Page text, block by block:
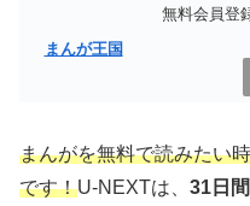
まんが王国
無料会員登
まんがを無料で読みたい
です！U-NEXTは、 31日